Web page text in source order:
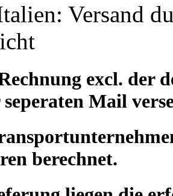
Versand
excl. der
Mail
berechnet.